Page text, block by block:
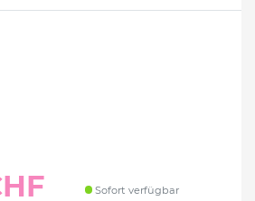
Sofort verfügbar